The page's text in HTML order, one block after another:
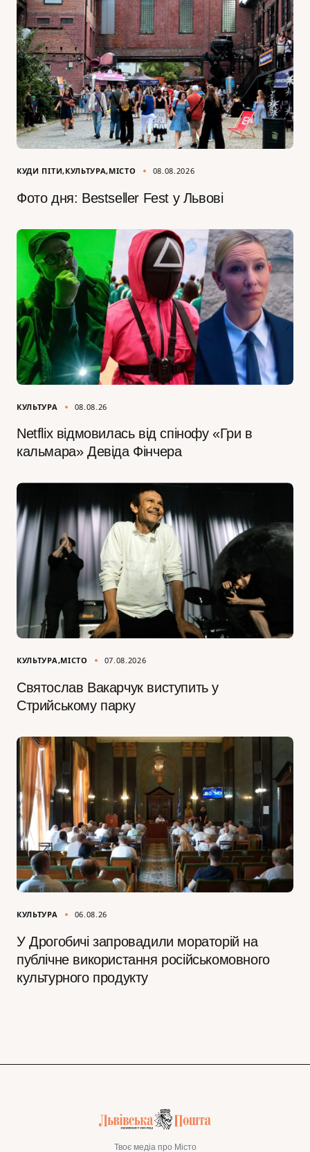
КУДИ ПІТИ КУЛЬТУРА МІСТО 08.08.2026
Фото дня: Bestseller Fest у Львові
КУЛЬТУРА 08.08.26
Netflix відмовилась від спінофу «Гри в
кальмара» Девіда Фінчера
КУЛЬТУРА МІСТО 07.08.2026
Святослав Вакарчук виступить у
Стрийському парку
КУЛЬТУРА 06.08.26
У Дрогобичі запровадили мораторій на
публічне використання російськомовного
культурного продукту
Твоє медіа про Місто